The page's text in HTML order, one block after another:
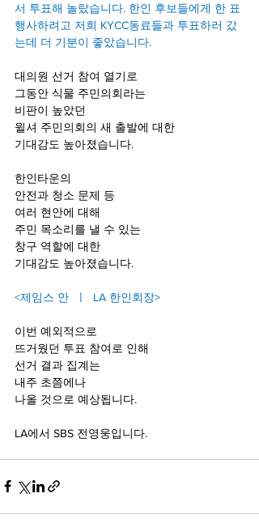
서 투표해 놀랐습니다. 한인 후보들에게 한 표
행사하려고 저희 KYCC동료들과 투표하러 갔
는데 더 기분이 좋았습니다.
대의원 선거 참여 열기로
그동안 식물 주민의회라는
비판이 높았던
윌셔 주민의회의 새 출발에 대한
기대감도 높아졌습니다.
한인타운의
안전과 청소 문제 등
여러 현안에 대해
주민 목소리를 낼 수 있는
창구 역할에 대한
기대감도 높아졌습니다.
<제임스 안  ㅣ  LA 한인회장>
이번 예외적으로
뜨거웠던 투표 참여로 인해
선거 결과 집계는
내주 초쯤에나
나올 것으로 예상됩니다.
LA에서 SBS 전영웅입니다.